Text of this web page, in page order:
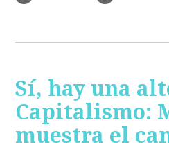
Sí, hay una
Capitalismo:
muestra el